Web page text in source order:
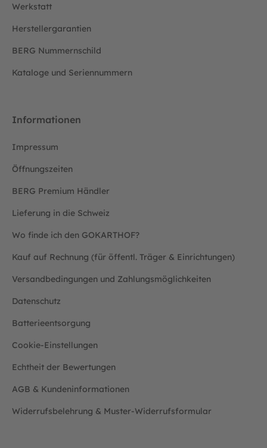
Werkstatt
Herstellergarantien
BERG Nummernschild
Kataloge und Seriennummern
Informationen
Impressum
Öffnungszeiten
BERG Premium Händler
Lieferung in die Schweiz
Wo finde ich den GOKARTHOF?
Kauf auf Rechnung (für öffentl. Träger & Einrichtungen)
Versandbedingungen und Zahlungsmöglichkeiten
Datenschutz
Batterieentsorgung
Cookie-Einstellungen
Echtheit der Bewertungen
AGB & Kundeninformationen
Widerrufsbelehrung & Muster-Widerrufsformular